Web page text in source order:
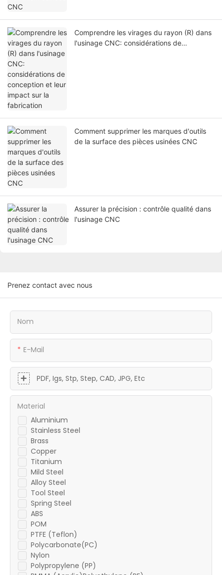
Comprendre les virages du rayon (R) dans
l'usinage CNC: considérations de
Comment supprimer les marques d'outils
de la surface des pièces usinées CNC
Assurer la précision : contrôle qualité dans
l'usinage CNC
Prenez contact avec nous
Nom
E-Mail
PDF, Igs, Stp, Step, CAD, JPG, Etc
Aluminium
Stainless Steel
Brass
Copper
Titanium
Mild Steel
Alloy Steel
Tool Steel
Spring Steel
ABS
POM
PTFE (Teflon)
Polycarbonate(PC)
Nylon
Polypropylene (PP)
Material